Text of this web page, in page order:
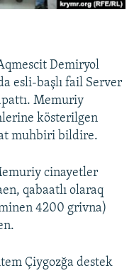
Demiryol
esli-başlı fail Server
Memuriy
kösterilgen
muhbiri bildire.
cinayetler
qabaatlı olaraq
4200 grivna)
Çiygozğa destek